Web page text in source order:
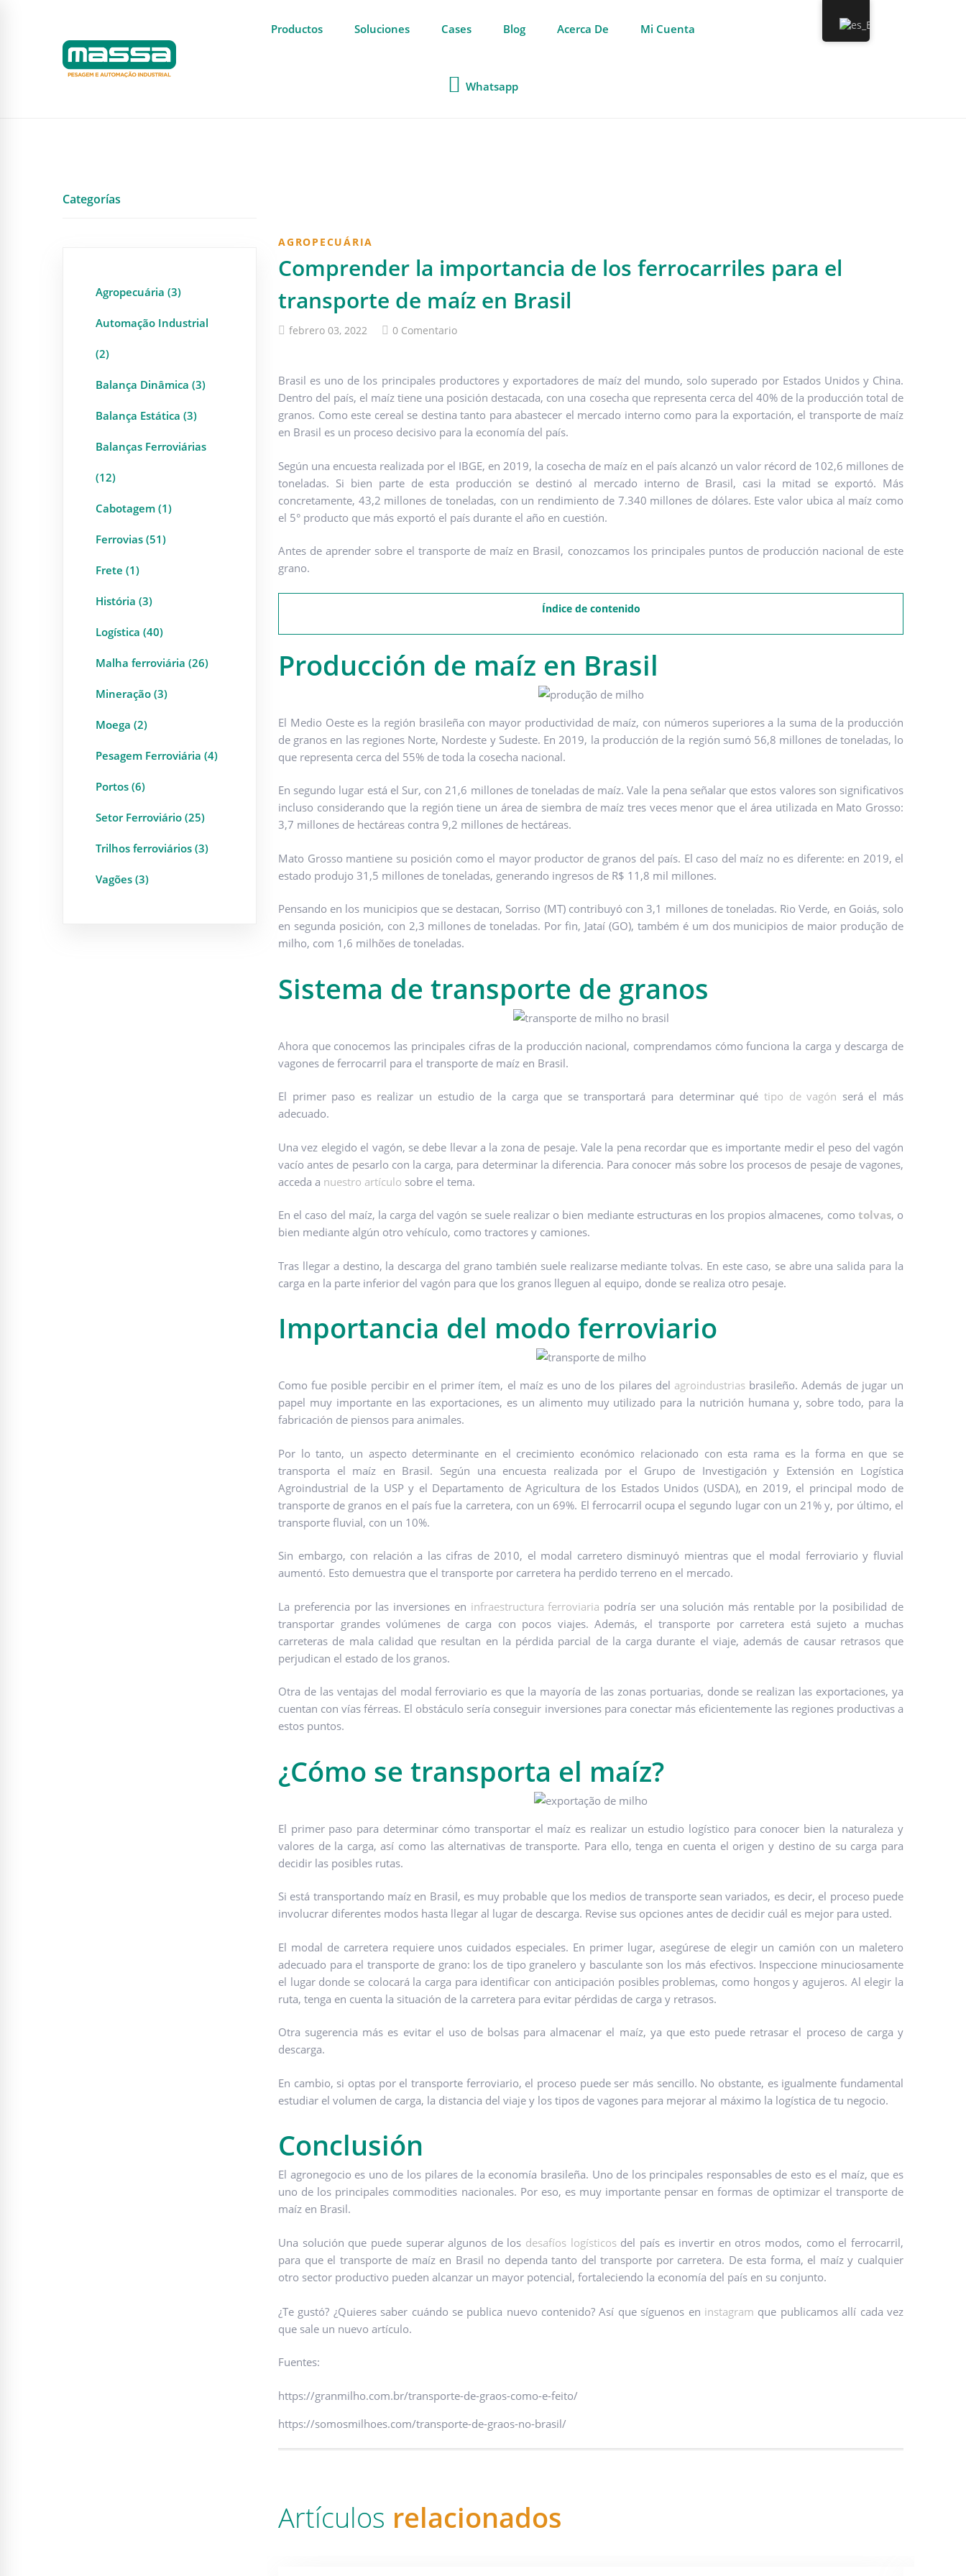
Productos Soluciones Cases Blog Acerca De Mi Cuenta
Whatsapp
Categorías
Agropecuária (3)
Automação Industrial
(2)
Balança Dinâmica (3)
Balança Estática (3)
Balanças Ferroviárias
(12)
Cabotagem (1)
Ferrovias (51)
Frete (1)
História (3)
Logística (40)
Malha ferroviária (26)
Mineração (3)
Moega (2)
Pesagem Ferroviária (4)
Portos (6)
Setor Ferroviário (25)
Trilhos ferroviários (3)
Vagões (3)
AGROPECUÁRIA
Comprender la importancia de los ferrocarriles para el
transporte de maíz en Brasil
febrero 03, 2022 0 Comentario
Brasil es uno de los principales productores y exportadores de maíz del mundo, solo superado por Estados Unidos y China.
Dentro del país, el maíz tiene una posición destacada, con una cosecha que representa cerca del 40% de la producción total de
granos. Como este cereal se destina tanto para abastecer el mercado interno como para la exportación, el transporte de maíz
en Brasil es un proceso decisivo para la economía del país.
Según una encuesta realizada por el IBGE, en 2019, la cosecha de maíz en el país alcanzó un valor récord de 102,6 millones de
toneladas. Si bien parte de esta producción se destinó al mercado interno de Brasil, casi la mitad se exportó. Más
concretamente, 43,2 millones de toneladas, con un rendimiento de 7.340 millones de dólares. Este valor ubica al maíz como
el 5° producto que más exportó el país durante el año en cuestión.
Antes de aprender sobre el transporte de maíz en Brasil, conozcamos los principales puntos de producción nacional de este
grano.
Índice de contenido
Producción de maíz en Brasil
El Medio Oeste es la región brasileña con mayor productividad de maíz, con números superiores a la suma de la producción
de granos en las regiones Norte, Nordeste y Sudeste. En 2019, la producción de la región sumó 56,8 millones de toneladas, lo
que representa cerca del 55% de toda la cosecha nacional.
En segundo lugar está el Sur, con 21,6 millones de toneladas de maíz. Vale la pena señalar que estos valores son significativos
incluso considerando que la región tiene un área de siembra de maíz tres veces menor que el área utilizada en Mato Grosso:
3,7 millones de hectáreas contra 9,2 millones de hectáreas.
Mato Grosso mantiene su posición como el mayor productor de granos del país. El caso del maíz no es diferente: en 2019, el
estado produjo 31,5 millones de toneladas, generando ingresos de R$ 11,8 mil millones.
Pensando en los municipios que se destacan, Sorriso (MT) contribuyó con 3,1 millones de toneladas. Rio Verde, en Goiás, solo
en segunda posición, con 2,3 millones de toneladas. Por fin, Jataí (GO), também é um dos municipios de maior produção de
milho, com 1,6 milhões de toneladas.
Sistema de transporte de granos
Ahora que conocemos las principales cifras de la producción nacional, comprendamos cómo funciona la carga y descarga de
vagones de ferrocarril para el transporte de maíz en Brasil.
El primer paso es realizar un estudio de la carga que se transportará para determinar qué tipo de vagón será el más
adecuado.
Una vez elegido el vagón, se debe llevar a la zona de pesaje. Vale la pena recordar que es importante medir el peso del vagón
vacío antes de pesarlo con la carga, para determinar la diferencia. Para conocer más sobre los procesos de pesaje de vagones,
acceda a nuestro artículo sobre el tema.
En el caso del maíz, la carga del vagón se suele realizar o bien mediante estructuras en los propios almacenes, como tolvas, o
bien mediante algún otro vehículo, como tractores y camiones.
Tras llegar a destino, la descarga del grano también suele realizarse mediante tolvas. En este caso, se abre una salida para la
carga en la parte inferior del vagón para que los granos lleguen al equipo, donde se realiza otro pesaje.
Importancia del modo ferroviario
Como fue posible percibir en el primer ítem, el maíz es uno de los pilares del agroindustrias brasileño. Además de jugar un
papel muy importante en las exportaciones, es un alimento muy utilizado para la nutrición humana y, sobre todo, para la
fabricación de piensos para animales.
Por lo tanto, un aspecto determinante en el crecimiento económico relacionado con esta rama es la forma en que se
transporta el maíz en Brasil. Según una encuesta realizada por el Grupo de Investigación y Extensión en Logística
Agroindustrial de la USP y el Departamento de Agricultura de los Estados Unidos (USDA), en 2019, el principal modo de
transporte de granos en el país fue la carretera, con un 69%. El ferrocarril ocupa el segundo lugar con un 21% y, por último, el
transporte fluvial, con un 10%.
Sin embargo, con relación a las cifras de 2010, el modal carretero disminuyó mientras que el modal ferroviario y fluvial
aumentó. Esto demuestra que el transporte por carretera ha perdido terreno en el mercado.
La preferencia por las inversiones en infraestructura ferroviaria podría ser una solución más rentable por la posibilidad de
transportar grandes volúmenes de carga con pocos viajes. Además, el transporte por carretera está sujeto a muchas
carreteras de mala calidad que resultan en la pérdida parcial de la carga durante el viaje, además de causar retrasos que
perjudican el estado de los granos.
Otra de las ventajas del modal ferroviario es que la mayoría de las zonas portuarias, donde se realizan las exportaciones, ya
cuentan con vías férreas. El obstáculo sería conseguir inversiones para conectar más eficientemente las regiones productivas a
estos puntos.
¿Cómo se transporta el maíz?
El primer paso para determinar cómo transportar el maíz es realizar un estudio logístico para conocer bien la naturaleza y
valores de la carga, así como las alternativas de transporte. Para ello, tenga en cuenta el origen y destino de su carga para
decidir las posibles rutas.
Si está transportando maíz en Brasil, es muy probable que los medios de transporte sean variados, es decir, el proceso puede
involucrar diferentes modos hasta llegar al lugar de descarga. Revise sus opciones antes de decidir cuál es mejor para usted.
El modal de carretera requiere unos cuidados especiales. En primer lugar, asegúrese de elegir un camión con un maletero
adecuado para el transporte de grano: los de tipo granelero y basculante son los más efectivos. Inspeccione minuciosamente
el lugar donde se colocará la carga para identificar con anticipación posibles problemas, como hongos y agujeros. Al elegir la
ruta, tenga en cuenta la situación de la carretera para evitar pérdidas de carga y retrasos.
Otra sugerencia más es evitar el uso de bolsas para almacenar el maíz, ya que esto puede retrasar el proceso de carga y
descarga.
En cambio, si optas por el transporte ferroviario, el proceso puede ser más sencillo. No obstante, es igualmente fundamental
estudiar el volumen de carga, la distancia del viaje y los tipos de vagones para mejorar al máximo la logística de tu negocio.
Conclusión
El agronegocio es uno de los pilares de la economía brasileña. Uno de los principales responsables de esto es el maíz, que es
uno de los principales commodities nacionales. Por eso, es muy importante pensar en formas de optimizar el transporte de
maíz en Brasil.
Una solución que puede superar algunos de los desafíos logísticosdel país es invertir en otros modos, como el ferrocarril,
para que el transporte de maíz en Brasil no dependa tanto del transporte por carretera. De esta forma, el maíz y cualquier
otro sector productivo pueden alcanzar un mayor potencial, fortaleciendo la economía del país en su conjunto.
¿Te gustó? ¿Quieres saber cuándo se publica nuevo contenido? Así que síguenos en instagram que publicamos allí cada vez
que sale un nuevo artículo.
Fuentes:
https://granmilho.com.br/transporte-de-graos-como-e-feito/
https://somosmilhoes.com/transporte-de-graos-no-brasil/
Artículos relacionados